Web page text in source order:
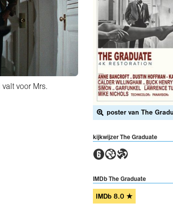
voor Mrs.
poster van The
kijkwijzer The Graduate
2GT
IMDb The Graduate
IMDb 8.0 ★